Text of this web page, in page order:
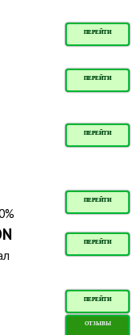
ПЕРЕЙТИ
ПЕРЕЙТИ
ПЕРЕЙТИ
ПЕРЕЙТИ
ПЕРЕЙТИ
ПЕРЕЙТИ
ОТЗЫВЫ